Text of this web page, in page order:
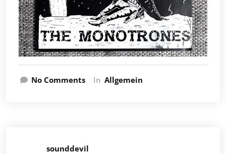
No Comments In Allgemein
sounddevil